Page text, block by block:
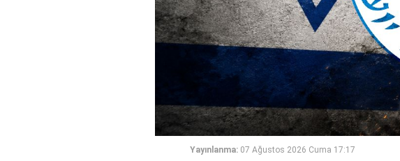
Yayınlanma: 07 Ağustos 2026 Cuma 17:17